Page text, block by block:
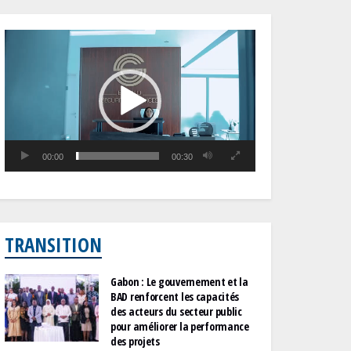
00:00 00:30
TRANSITION
Gabon : Le gouvernement et la
BAD renforcent les capacités
des acteurs du secteur public
pour améliorer la performance
des projets